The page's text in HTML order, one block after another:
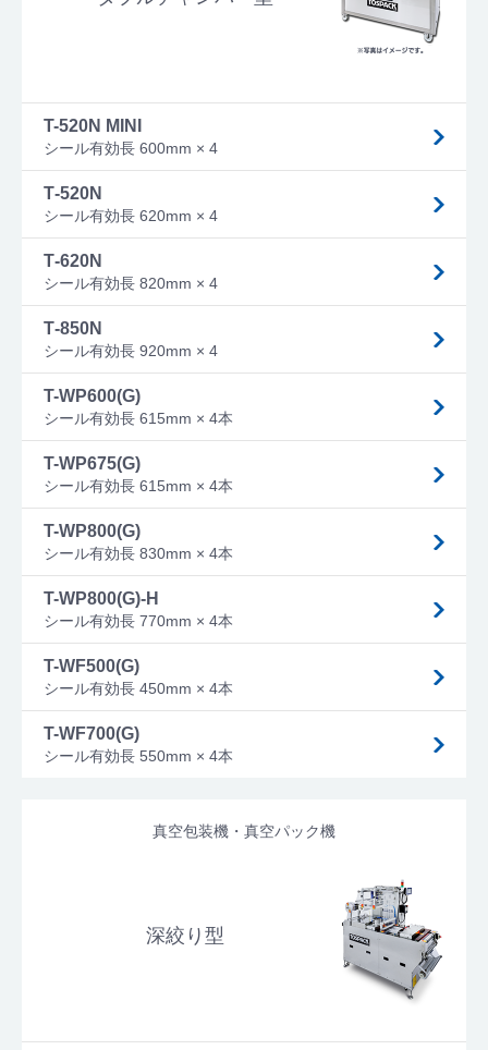
T-520N MINI
シール有効長 600mm × 4
T‐520N
シール有効長 620mm × 4
T‐620N
シール有効長 820mm × 4
T‐850N
シール有効長 920mm × 4
T-WP600(G)
シール有効長 615mm × 4本
T-WP675(G)
シール有効長 615mm × 4本
T-WP800(G)
シール有効長 830mm × 4本
T-WP800(G)-H
シール有効長 770mm × 4本
T-WF500(G)
シール有効長 450mm × 4本
T-WF700(G)
シール有効長 550mm × 4本
真空包装機・真空パック機
深絞り型